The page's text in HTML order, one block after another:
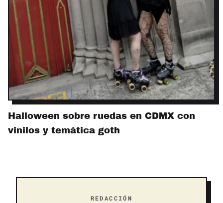
Halloween sobre ruedas en CDMX con
vinilos y temática goth
REDACCIÓN